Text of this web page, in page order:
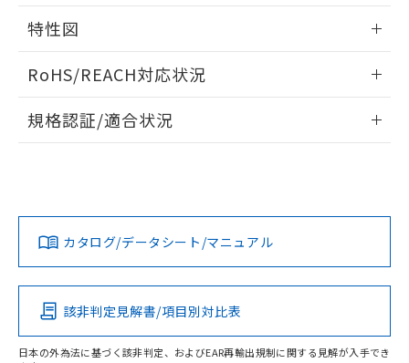
特性図
負荷電流-周囲温度定格
RoHS/REACH対応状況
EU RoHS 注意事項・凡例
対応済み
中国 RoHS 注意事項・凡例
規格認証/適合状況
LR型式承認
（イギリス
船舶規格）
DNV型式承認
（ノルウェー
船舶規格）
BV型式承認
（フランス
KR型式
（韓国
No No No No
カタログ/データシート/マニュアル
該非判定見解書/項目別対比表
日本の外為法に基づく該非判定、およびEAR再輸出規制に関する見解が入手でき
用者の範囲」に記載されている法人を
指します。
EU RoHS指令（10物質）の非含有証明書
51物質の非含有証明書（当社基準）
※本証明書は発行日時点で非含有を証明す
るもので、過去に遡って非含有を証明する
ものではありません。
物質の対応では、対応完了までの期間は出
荷製品に未対応品が混在することから備考
り、2022年1月12日より割愛しておりま
す。